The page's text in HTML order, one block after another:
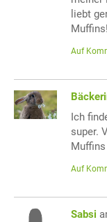
liebt
Muffins!
Auf
Ich
super.
Auf
Sabsi